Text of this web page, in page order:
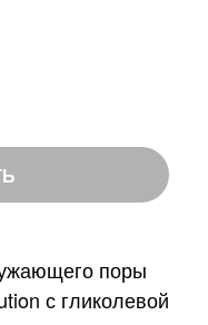
поры
с гликолевой